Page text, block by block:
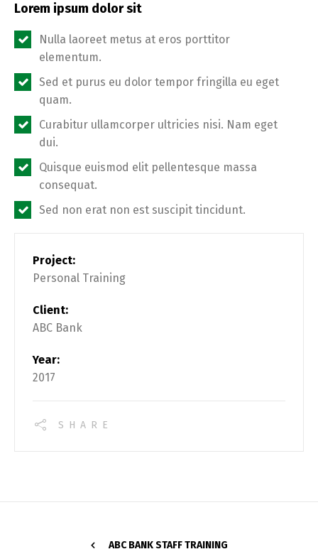
Lorem ipsum dolor sit
Nulla laoreet metus at eros porttitor
elementum.
Sed et purus eu dolor tempor fringilla eu eget
quam.
Curabitur ullamcorper ultricies nisi. Nam eget
dui.
Quisque euismod elit pellentesque massa
consequat.
Sed non erat non est suscipit tincidunt.
Project:
Personal Training
Client:
ABC Bank
Year:
2017
SHARE
ABC BANK STAFF TRAINING